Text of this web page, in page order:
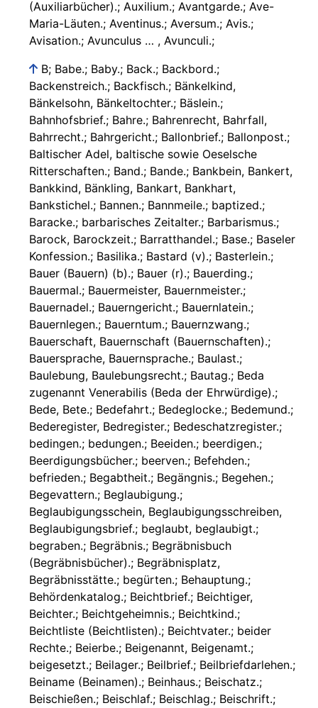
B; Babe.; Baby.; Back.; Backbord.;
Backenstreich.; Backfisch.; Bänkelkind,
Bänkelsohn, Bänkeltochter.; Bäslein.;
Bahnhofsbrief.; Bahre.; Bahrenrecht, Bahrfall,
Bahrrecht.; Bahrgericht.; Ballonbrief.; Ballonpost.;
Baltischer Adel, baltische sowie Oeselsche
Ritterschaften.; Band.; Bande.; Bankbein, Bankert,
Bankkind, Bänkling, Bankart, Bankhart,
Bankstichel.; Bannen.; Bannmeile.; baptized.;
Baracke.; barbarisches Zeitalter.; Barbarismus.;
Barock, Barockzeit.; Barratthandel.; Base.; Baseler
Konfession.; Basilika.; Bastard (v).; Basterlein.;
Bauer (Bauern) (b).; Bauer (r).; Bauerding.;
Bauermal.; Bauermeister, Bauernmeister.;
Bauernadel.; Bauerngericht.; Bauernlatein.;
Bauernlegen.; Bauerntum.; Bauernzwang.;
Bauerschaft, Bauernschaft (Bauernschaften).;
Bauersprache, Bauernsprache.; Baulast.;
Baulebung, Baulebungsrecht.; Bautag.; Beda
zugenannt Venerabilis (Beda der Ehrwürdige).;
Bede, Bete.; Bedefahrt.; Bedeglocke.; Bedemund.;
Bederegister, Bedregister.; Bedeschatzregister.;
bedingen.; bedungen.; Beeiden.; beerdigen.;
Beerdigungsbücher.; beerven.; Befehden.;
befrieden.; Begabtheit.; Begängnis.; Begehen.;
Begevattern.; Beglaubigung.;
Beglaubigungsschein, Beglaubigungsschreiben,
Beglaubigungsbrief.; beglaubt, beglaubigt.;
begraben.; Begräbnis.; Begräbnisbuch
(Begräbnisbücher).; Begräbnisplatz,
Begräbnisstätte.; begürten.; Behauptung.;
Behördenkatalog.; Beichtbrief.; Beichtiger,
Beichter.; Beichtgeheimnis.; Beichtkind.;
Beichtliste (Beichtlisten).; Beichtvater.; beider
Rechte.; Beierbe.; Beigenannt, Beigenamt.;
beigesetzt.; Beilager.; Beilbrief.; Beilbriefdarlehen.;
Beiname (Beinamen).; Beinhaus.; Beischatz.;
Beischießen.; Beischlaf.; Beischlag.; Beischrift.;